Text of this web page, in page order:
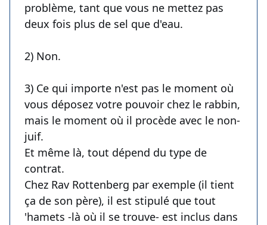
problème, tant que vous ne mettez pas
deux fois plus de sel que d'eau.
2) Non.
3) Ce qui importe n'est pas le moment où
vous déposez votre pouvoir chez le rabbin,
mais le moment où il procède avec le non-
juif.
Et même là, tout dépend du type de
contrat.
Chez Rav Rottenberg par exemple (il tient
ça de son père), il est stipulé que tout
'hamets -là où il se trouve- est inclus dans